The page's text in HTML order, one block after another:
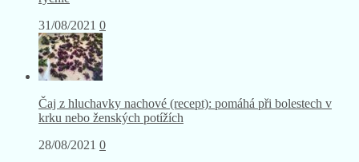
31/08/2021 0
Čaj z hluchavky nachové (recept): pomáhá při bolestech v
krku nebo ženských potížích
28/08/2021 0